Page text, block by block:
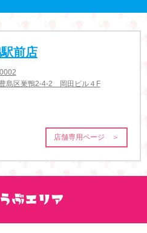
前店
島区巣鴨2-4-2 岡田ビル４F
店舗専用ページ ＞